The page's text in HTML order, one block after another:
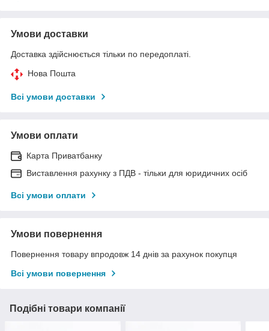
Умови доставки
Доставка здійснюється тільки по передоплаті.
Нова Пошта
Всі умови доставки
Умови оплати
Карта Приватбанку
Виставлення рахунку з ПДВ - тільки для юридичних осіб
Всі умови оплати
Умови повернення
Повернення товару впродовж 14 днів за рахунок покупця
Всі умови повернення
Подібні товари компанії